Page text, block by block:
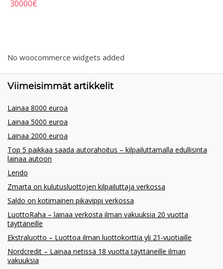
30000€
No woocommerce widgets added
Viimeisimmät artikkelit
Lainaa 8000 euroa
Lainaa 5000 euroa
Lainaa 2000 euroa
Top 5 paikkaa saada autorahoitus – kilpailuttamalla edullisinta
lainaa autoon
Lendo
Zmarta on kulutusluottojen kilpailuttaja verkossa
Saldo on kotimainen pikavippi verkossa
LuottoRaha – lainaa verkosta ilman vakuuksia 20 vuotta
täyttäneille
Ekstraluotto – Luottoa ilman luottokorttia yli 21-vuotiaille
Nordcredit – Lainaa netissä 18 vuotta täyttäneille ilman
vakuuksia